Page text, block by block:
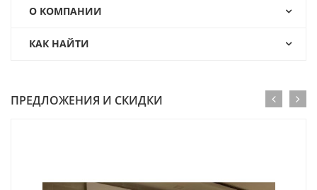
О КОМПАНИИ
КАК НАЙТИ
ПРЕДЛОЖЕНИЯ И СКИДКИ